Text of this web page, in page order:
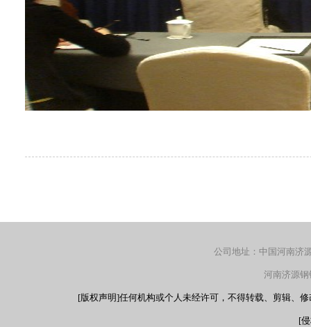
公司地址：中国河南
河南济源
[版权声明]任何机构或个人未经许可，不得转载、剪辑、
[